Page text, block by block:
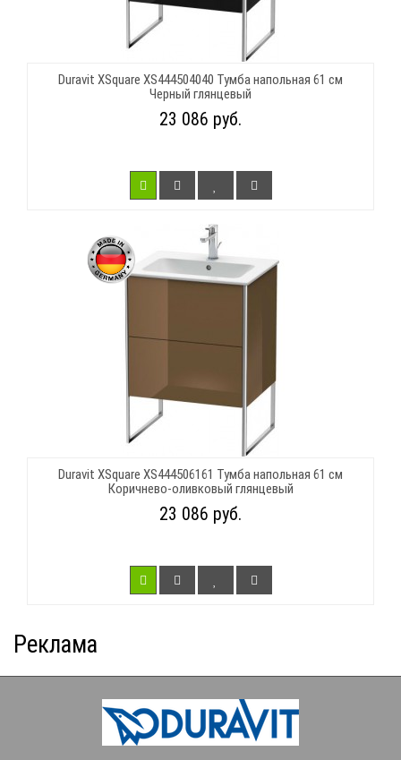
Duravit XSquare XS444504040 Тумба напольная 61 см
Черный глянцевый
23 086 руб.
Duravit XSquare XS444506161 Тумба напольная 61 см
Коричнево-оливковый глянцевый
23 086 руб.
Реклама